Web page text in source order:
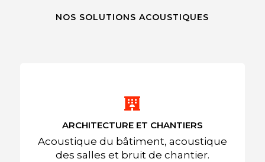
NOS SOLUTIONS ACOUSTIQUES
ARCHITECTURE ET CHANTIERS
Acoustique du bâtiment, acoustique
des salles et bruit de chantier.